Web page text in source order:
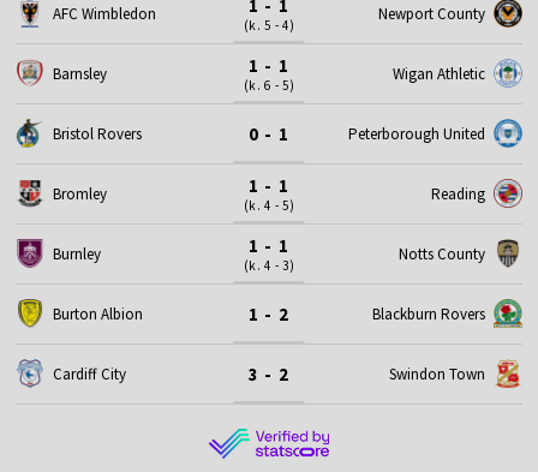
AFC Wimbledon 1 - 1
(k. 5 - 4)
Newport County
Barnsley 1 - 1
(k. 6 - 5)
Wigan Athletic
Bristol Rovers 0 - 1 Peterborough United
Bromley 1 - 1
(k. 4 - 5)
Reading
Burnley 1 - 1
(k. 4 - 3)
Notts County
Burton Albion 1 - 2 Blackburn Rovers
Cardiff City 3 - 2 Swindon Town